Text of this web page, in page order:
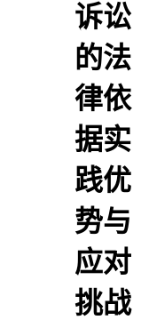
诉讼
的法
律依
据实
践优
势与
应对
挑战